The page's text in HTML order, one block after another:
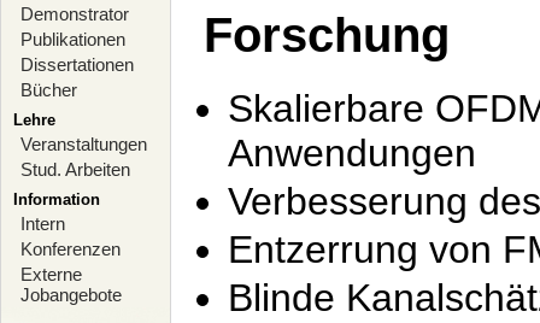
Demonstrator
Publikationen
Dissertationen
Bücher
Lehre
Veranstaltungen
Stud. Arbeiten
Information
Intern
Konferenzen
Externe
Jobangebote
Forschung
Skalierbare
Anwendungen
Verbesserung
Entzerrung von
Blinde